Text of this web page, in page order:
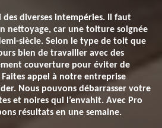
des diverses intempéries. Il faut
nettoyage, car une toiture soignée
siècle. Selon le type de toit que
bien de travailler avec des
couverture pour éviter de
appel à notre entreprise
Nous pouvons débarrasser votre
et noires qui l’envahit. Avec Pro
résultats en une semaine.